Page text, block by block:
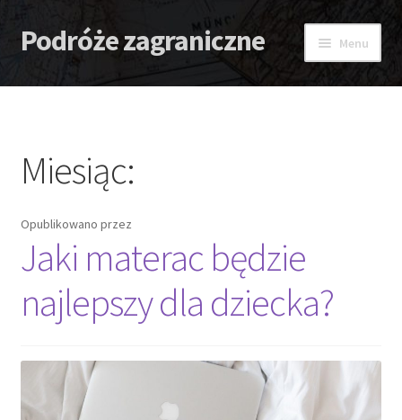
Przejdź
do
Przejdź
do
Podróże zagraniczne Menu
Strona główna
Lombard
Zaćma – Strach przed nią
Miesiąc:
Opublikowano przez
Jaki materac będzie
najlepszy dla dziecka?